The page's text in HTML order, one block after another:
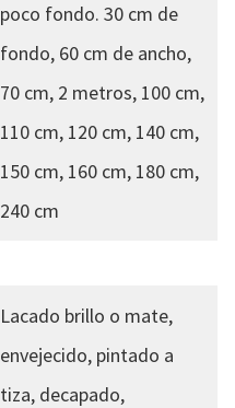
poco fondo. 30 cm de
fondo, 60 cm de ancho,
70 cm, 2 metros, 100 cm,
110 cm, 120 cm, 140 cm,
150 cm, 160 cm, 180 cm,
240 cm
Lacado brillo o mate,
envejecido, pintado a
tiza, decapado,